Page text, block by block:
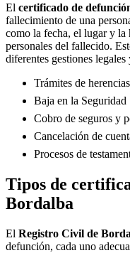
El certificado de
fallecimiento de una
como la fecha, el lugar y la
personales del fallecido.
diferentes gestiones
Trámites de
Baja en la
Cobro de seguros y
Cancelación de
Procesos de
Tipos de
Bordalba
El Registro Civil de
defunción, cada uno